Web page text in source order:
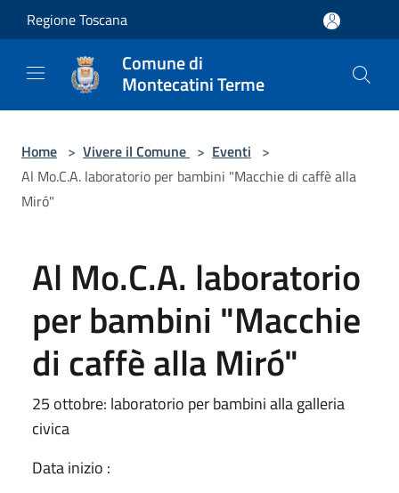
Salta al contenuto principale
Regione Toscana
Comune di
Montecatini Terme
Home > Vivere il Comune > Eventi >
Al Mo.C.A. laboratorio per bambini "Macchie di caffè alla
Miró"
Al Mo.C.A. laboratorio
per bambini "Macchie
di caffè alla Miró"
25 ottobre: laboratorio per bambini alla galleria
civica
Data inizio :